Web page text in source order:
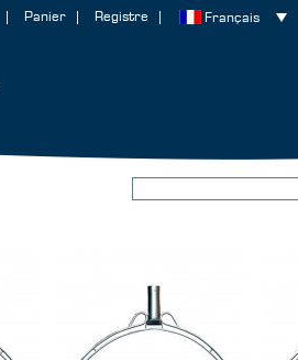
Panier Registre Français